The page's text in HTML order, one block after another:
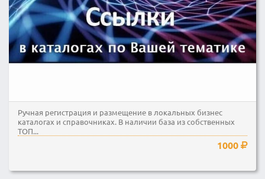
Ручная регистрация и размещение в локальных бизнес
каталогах и справочниках. В наличии база из собственных
ТОП...
1000